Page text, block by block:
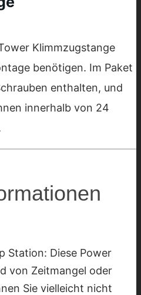
Klimmzugstange
benötigen. Im Paket
enthalten, und
innerhalb von 24
Station: Diese Power
von Zeitmangel oder
Sie vielleicht nicht